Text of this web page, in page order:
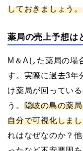
しておきましょう。
薬局の売上予想は
M＆Aした薬局の場
す。実際に過去3年
け薬局が回ってい
う。 隠岐の島の薬
自分で可視化しま
れはなぜなのか？